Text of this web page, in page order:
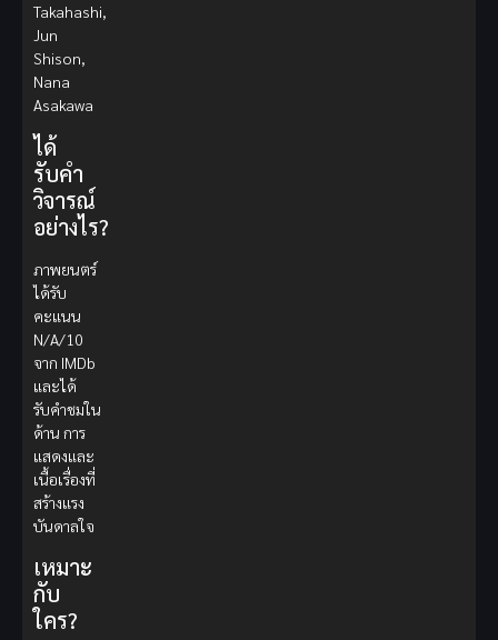
Takahashi,
Jun
Shison,
Nana
Asakawa
ได้
รับคำ
วิจารณ์
อย่างไร?
ภาพยนตร์
ได้รับ
คะแนน
N/A/10
จาก IMDb
และได้
รับคำชมใน
ด้าน การ
แสดงและ
เนื้อเรื่องที่
สร้างแรง
บันดาลใจ
เหมาะ
กับ
ใคร?